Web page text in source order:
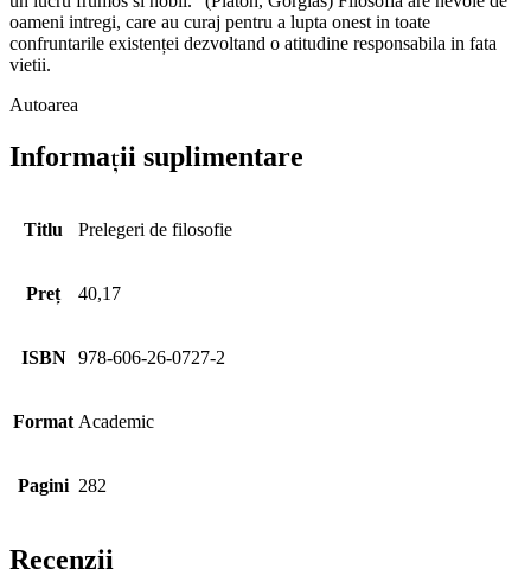
oameni intregi, care au curaj pentru a lupta onest in toate
confruntarile existenței dezvoltand o atitudine responsabila in fata
vietii.
Autoarea
Informații suplimentare
Titlu Prelegeri de filosofie
Preț 40,17
ISBN 978-606-26-0727-2
Format Academic
Pagini 282
Recenzii